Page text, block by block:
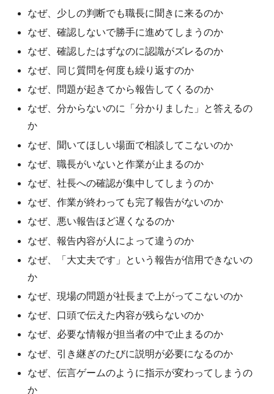
なぜ、少しの判断でも職長に聞きに来るのか
なぜ、確認しないで勝手に進めてしまうのか
なぜ、確認したはずなのに認識がズレるのか
なぜ、同じ質問を何度も繰り返すのか
なぜ、問題が起きてから報告してくるのか
なぜ、分からないのに「分かりました」と答えるの
か
なぜ、聞いてほしい場面で相談してこないのか
なぜ、職長がいないと作業が止まるのか
なぜ、社長への確認が集中してしまうのか
なぜ、作業が終わっても完了報告がないのか
なぜ、悪い報告ほど遅くなるのか
なぜ、報告内容が人によって違うのか
なぜ、「大丈夫です」という報告が信用できないの
か
なぜ、現場の問題が社長まで上がってこないのか
なぜ、口頭で伝えた内容が残らないのか
なぜ、必要な情報が担当者の中で止まるのか
なぜ、引き継ぎのたびに説明が必要になるのか
なぜ、伝言ゲームのように指示が変わってしまうの
か